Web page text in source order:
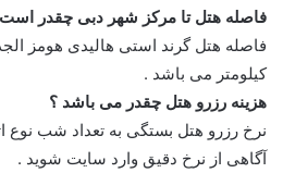
فاصله هتل تا مرکز شهر دبی چقدر
کیلومتر می باشد .
هزینه رزرو هتل چقدر می باشد ؟
نرخ رزرو هتل بستگی به تعداد شب نوع
آگاهی از نرخ دقیق وارد سایت شوید .